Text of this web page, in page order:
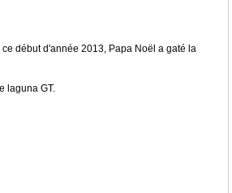
début d'année 2013, Papa Noël a gaté la
laguna GT.